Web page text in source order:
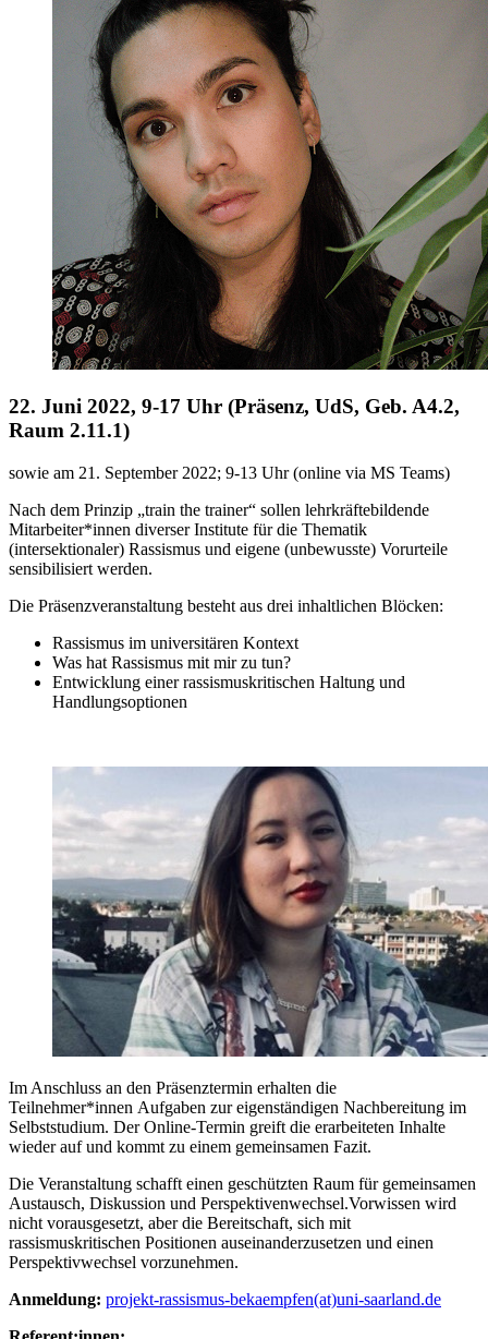
22. Juni 2022, 9-17 Uhr (Präsenz, UdS, Geb. A4.2,
Raum 2.11.1)
sowie am 21. September 2022; 9-13 Uhr (online via MS Teams)
Nach dem Prinzip „train the trainer“ sollen lehrkräftebildende
Mitarbeiter*innen diverser Institute für die Thematik
(intersektionaler) Rassismus und eigene (unbewusste) Vorurteile
sensibilisiert werden.
Die Präsenzveranstaltung besteht aus drei inhaltlichen Blöcken:
Rassismus im universitären Kontext
Was hat Rassismus mit mir zu tun?
Entwicklung einer rassismuskritischen Haltung und
Handlungsoptionen
Im Anschluss an den Präsenztermin erhalten die
Teilnehmer*innen Aufgaben zur eigenständigen Nachbereitung im
Selbststudium. Der Online-Termin greift die erarbeiteten Inhalte
wieder auf und kommt zu einem gemeinsamen Fazit.
Die Veranstaltung schafft einen geschützten Raum für gemeinsamen
Austausch, Diskussion und Perspektivenwechsel.Vorwissen wird
nicht vorausgesetzt, aber die Bereitschaft, sich mit
rassismuskritischen Positionen auseinanderzusetzen und einen
Perspektivwechsel vorzunehmen.
Anmeldung: projekt-rassismus-bekaempfen(at)uni-saarland.de